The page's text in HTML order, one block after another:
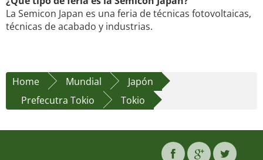
La Semicon Japan es una feria de técnicas fotovoltaicas,
técnicas de acabado y industrias.
Home Mundial
Japón
Prefecutra Tokio
Tokio